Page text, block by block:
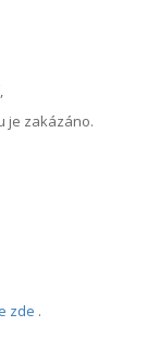
je zakázáno.
zde .